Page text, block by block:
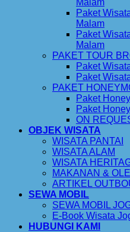
Malam
Paket
Malam
Paket
Malam
PAKET TOUR
Paket
Paket
PAKET
Paket
Paket
ON
OBJEK WISATA
WISATA PANTAI
WISATA ALAM
WISATA
MAKANAN &
ARTIKEL
SEWA MOBIL
SEWA MOBIL
E-Book Wisata
HUBUNGI KAMI